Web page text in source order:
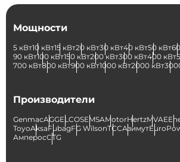
Мощности
5 кВт10 кВт15 кВт20 кВт30 кВт40 кВт50 кВт
90 кВт100 кВт150 кВт200 кВт300 кВт400 кВт
700 кВт800 кВт900 кВт1000 кВт2000 кВт
Производители
GenmacAGGELCOSEMSAMotorHertzMVAE
ToyoAksaFubagFG WilsonТССАзимут
АмперосCTG